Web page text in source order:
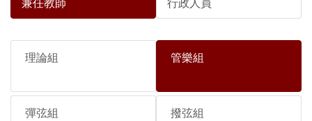
理論組 管樂組
彈弦組 撥弦組